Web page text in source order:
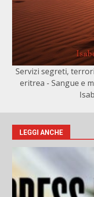
Servizi segreti,
eritrea - Sangue e
LEGGI ANCHE